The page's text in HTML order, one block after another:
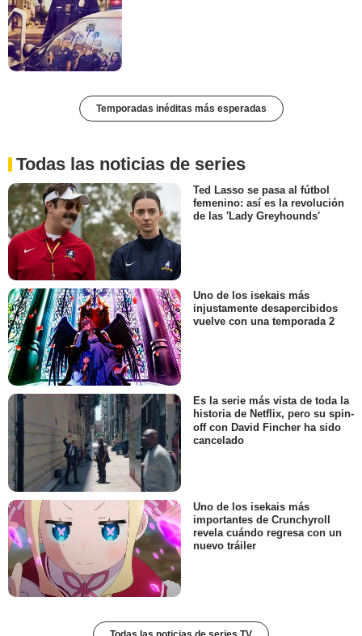
Temporadas inéditas más esperadas
Todas las noticias de series
Ted Lasso se pasa al fútbol
femenino: así es la revolución
de las 'Lady Greyhounds'
Uno de los isekais más
injustamente desapercibidos
vuelve con una temporada 2
Es la serie más vista de toda la
historia de Netflix, pero su spin-
off con David Fincher ha sido
cancelado
Uno de los isekais más
importantes de Crunchyroll
revela cuándo regresa con un
nuevo tráiler